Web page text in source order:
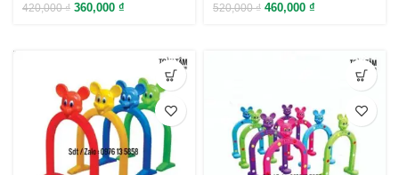
420,000₫ 360,000 ₫ 520,000₫ 460,000 ₫